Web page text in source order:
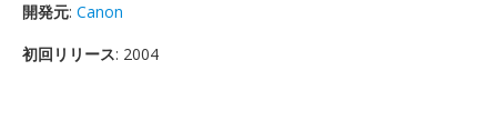
開発元: Canon
初回リリース: 2004